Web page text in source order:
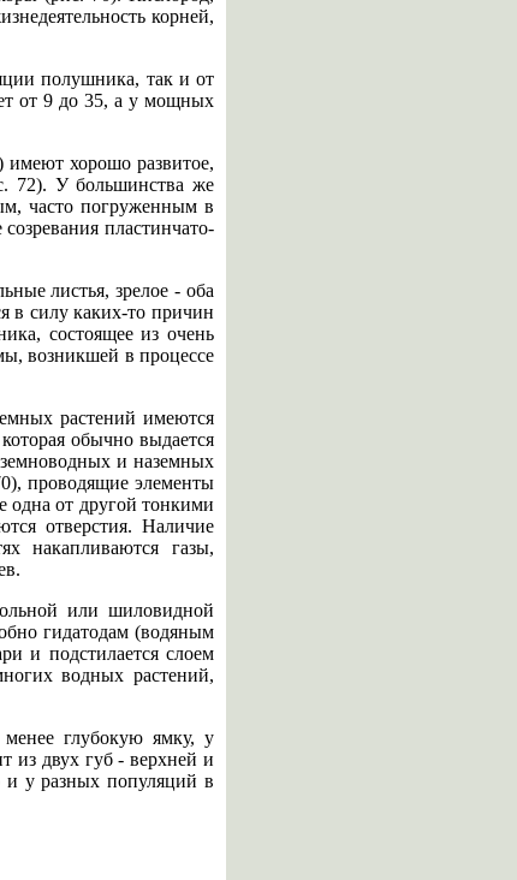
корней,
полушника, так и от
от 9 до 35, а у мощных
хорошо развитое,
72). У большинства же
часто погруженным в
пластинчато-
листья, зрелое - оба
в силу каких-то причин
состоящее из очень
возникшей в процессе
растений имеются
обычно выдается
и наземных
проводящие элементы
одна от другой тонкими
отверстия. Наличие
накапливаются газы,
или шиловидной
гидатодам (водяным
и подстилается слоем
водных растений,
глубокую ямку, у
из двух губ - верхней и
и у разных популяций в